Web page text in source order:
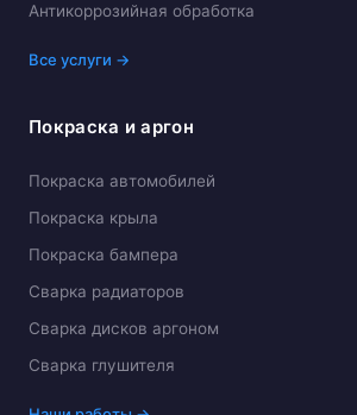
Антикоррозийная обработка
Все услуги →
Покраска и аргон
Покраска автомобилей
Покраска крыла
Покраска бампера
Сварка радиаторов
Сварка дисков аргоном
Сварка глушителя